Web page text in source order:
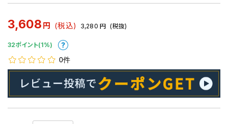
3,608 円 (税込) 3,280 円 (税抜)
32ポイント(1%)
0件